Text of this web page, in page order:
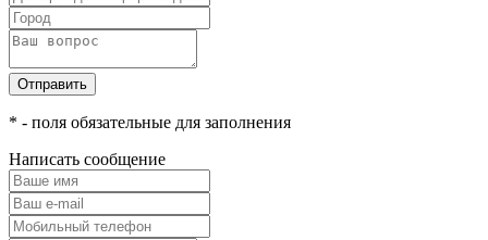
Отправить
* - поля обязательные для заполнения
Написать сообщение